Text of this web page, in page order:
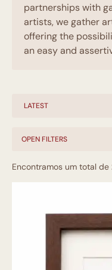
partnerships with
artists, we gather
offering the
an easy and
OPEN FILTERS
Encontramos um total de